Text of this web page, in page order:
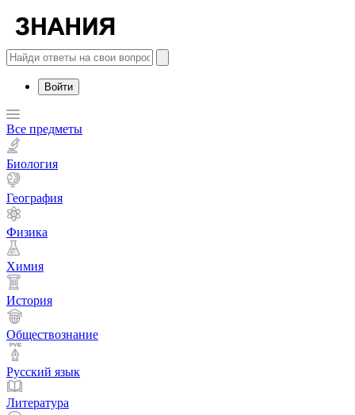
Войти
Все предметы
Биология
География
Физика
Химия
История
Обществознание
Русский язык
Литература